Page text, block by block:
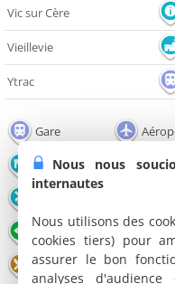
Vic sur Cère
Vieillevie
Ytrac
Gare
Pont
Point de vue
Restaurant Salle
Nous nous
internautes
Nous utilisons des
cookies tiers) pour
assurer le bon
analyses